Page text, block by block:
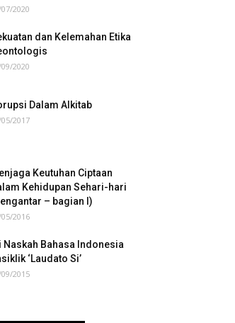
2020
dan Kelemahan Etika
2020
Dalam Alkitab
2017
Keutuhan Ciptaan
Kehidupan Sehari-hari
– bagian I)
2016
Naskah Bahasa Indonesia
‘Laudato Si’
2015